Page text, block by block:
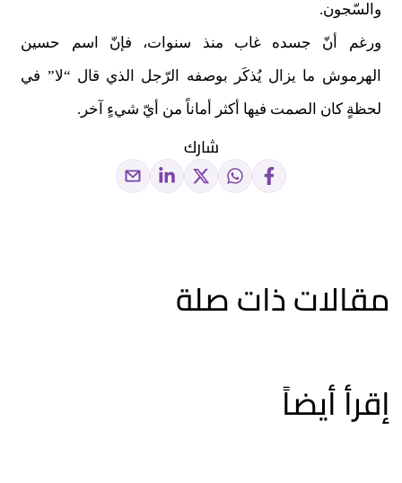
والسّجون.
ورغم أنّ جسده غاب منذ سنوات، فإنّ اسم حسين
الهرموش ما يزال يُذكَر بوصفه الرّجل الذي قال “لا” في
لحظةٍ كان الصمت فيها أكثر أماناً من أيّ شيءٍ آخر .
شارك
مقالات ذات صلة
إقرأ أيضاً